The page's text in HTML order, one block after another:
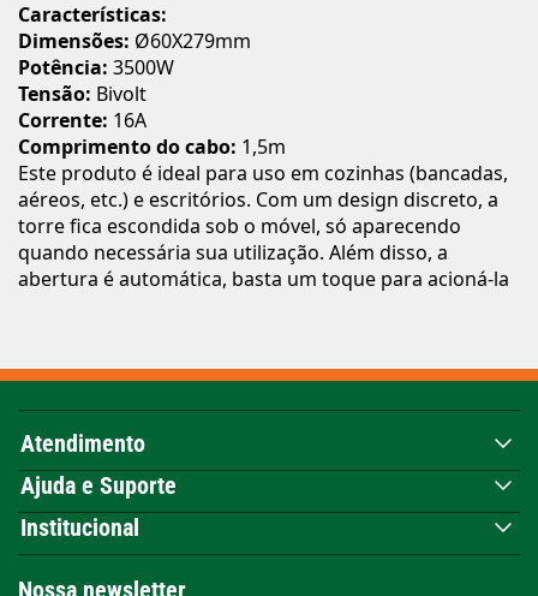
Características:
Dimensões: Ø60X279mm
Potência: 3500W
Tensão: Bivolt
Corrente: 16A
Comprimento do cabo: 1,5m
Este produto é ideal para uso em cozinhas (bancadas,
aéreos, etc.) e escritórios. Com um design discreto, a
torre fica escondida sob o móvel, só aparecendo
quando necessária sua utilização. Além disso, a
abertura é automática, basta um toque para acioná-la
Atendimento
Ajuda e Suporte
Institucional
Nossa newsletter